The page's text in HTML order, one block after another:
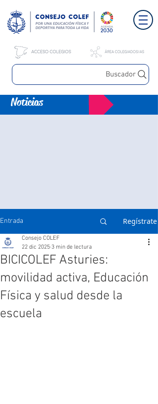
Buscador
Noticias
Entrada Regístrate
BICICOLEF Asturies:
movilidad activa, Educación
Física y salud desde la
escuela
Consejo COLEF
22 dic 2025 3 min de lectura